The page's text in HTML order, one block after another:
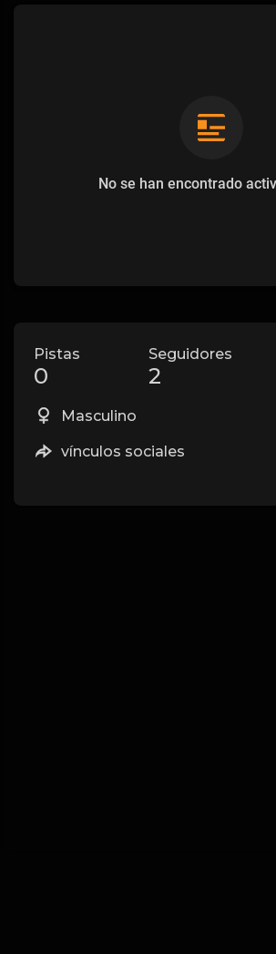
No se han encontrado
Pistas
0
Seguidores
2
Masculino
vínculos sociales